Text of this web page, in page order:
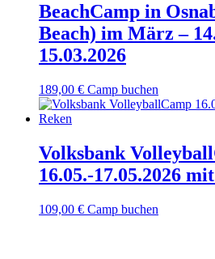
BeachCamp in
Beach) im März –
15.03.2026
189,00 € Camp buchen
Volksbank
16.05.-17.05.2026
109,00 € Camp buchen